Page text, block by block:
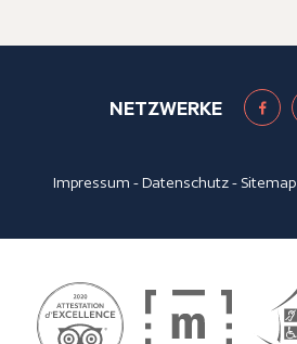
NETZWERKE
Impressum -Datenschutz- Sitemap